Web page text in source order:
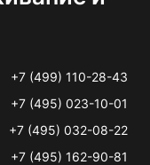
+7 (499) 110-28-43
+7 (495) 023-10-01
+7 (495) 032-08-22
+7 (495) 162-90-81